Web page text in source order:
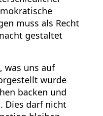
muss als Recht
gestaltet
was uns auf
wurde
backen und
Dies darf nicht